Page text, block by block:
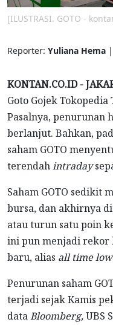
[ILUSTRASI. GOTO -
Reporter: Yuliana Hema
KONTAN.CO.ID -
Goto Gojek Tokopedia
Pasalnya, penurunan
berlanjut. Bahkan,
saham GOTO
terendahintraday
Saham GOTO sedikit
bursa, dan akhirnya
atau turun satu poin
ini pun menjadi rekor
baru, alias all time low
Penurunan saham
terjadi sejak Kamis
dataBloomberg,UBS